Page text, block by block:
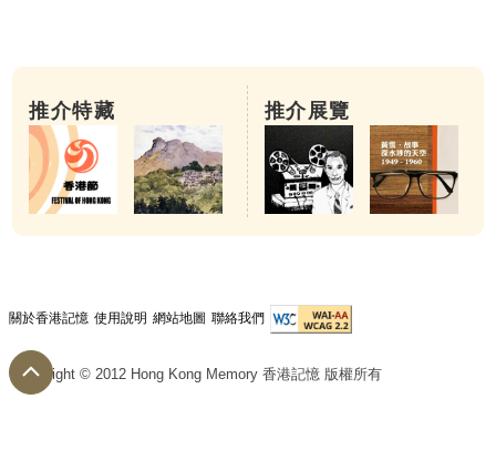
推介特藏 推介展覽
關於香港記憶 使用說明 網站地圖 聯絡我們
Copyright © 2012 Hong Kong Memory 香港記憶 版權所有